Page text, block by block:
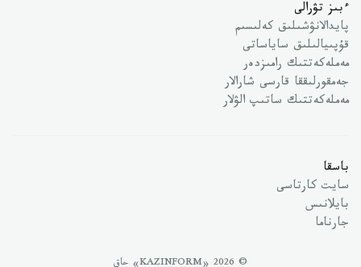
ءبىز تۋرالى
پايدالانۋشىلىق كەلىسىم
قۇپىيالىلىق ساياساتى
مەملەكەتتىك رامىزدەر
جەمقورلىققا قارسى شارالار
مەملەكەتتىك ساتىپ الۋلار
باسقا
سايت كارتاسى
بايلانىس
جارناما
© 2026 «KAZINFORM» حاق